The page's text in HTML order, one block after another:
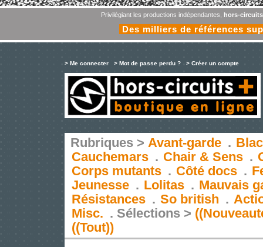
Privilégiant les productions indépendantes, hors-
Des milliers de références
> Me connecter > Mot de passe perdu ? > Créer un compte
Rubriques > Avant-garde .
Cauchemars . Chair & Sens .
Corps mutants . Côté docs .
Jeunesse . Lolitas . Mauvais
Résistances . So british .
Misc. . Sélections >
((Tout))